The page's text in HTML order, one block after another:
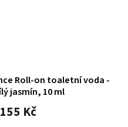
Roll-on toaletní voda -
jasmín, 10 ml
155 Kč